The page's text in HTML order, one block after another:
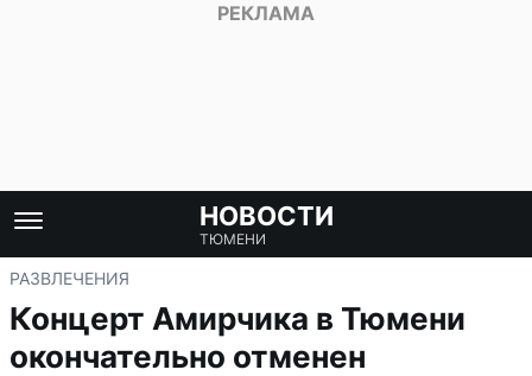
НОВОСТИ
ТЮМЕНИ
РАЗВЛЕЧЕНИЯ
Концерт Амирчика в Тюмени
окончательно отменен